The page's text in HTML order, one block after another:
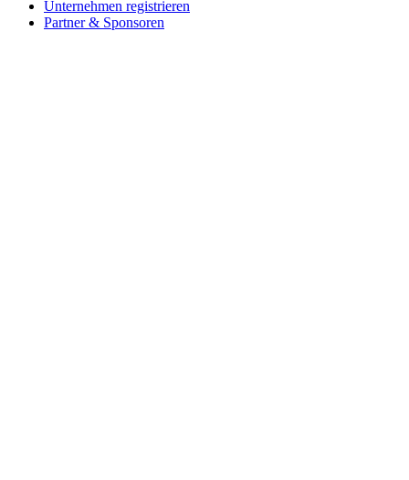
Unternehmen registrieren
Partner & Sponsoren